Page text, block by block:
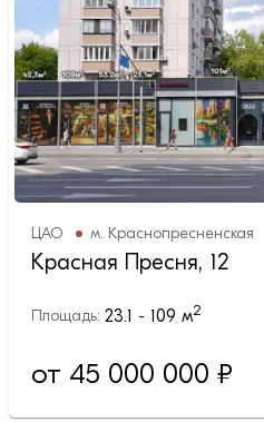
ЦАО м. Краснопресненская
Красная Пресня, 12
Площадь: 23.1 - 109 м2
от 45 000 000 ₽